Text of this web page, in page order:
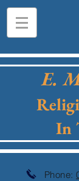
E.
In
Phone: